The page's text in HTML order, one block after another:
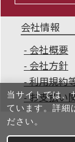
会社情報
会社概要
会社方針
利用規約
お支払い
当サイトでは、
ています。詳細
ださい。